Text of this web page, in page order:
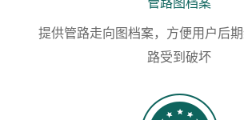
提供管路走向图档案，方便用户后
路受到破坏